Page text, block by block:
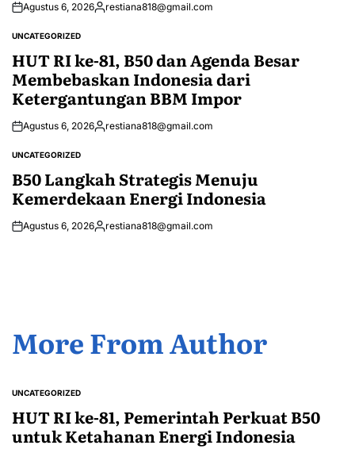
Agustus 6, 2026Posted
restiana818@gmail.com
POSTED
UNCATEGORIZED
HUT RI ke-81, B50 dan Agenda Besar
Membebaskan Indonesia dari
Ketergantungan BBM Impor
Agustus 6, 2026Posted
restiana818@gmail.com
POSTED
UNCATEGORIZED
B50 Langkah Strategis Menuju
Kemerdekaan Energi Indonesia
Agustus 6, 2026Posted
restiana818@gmail.com
More From Author
POSTED
UNCATEGORIZED
HUT RI ke-81, Pemerintah Perkuat B50
untuk Ketahanan Energi Indonesia